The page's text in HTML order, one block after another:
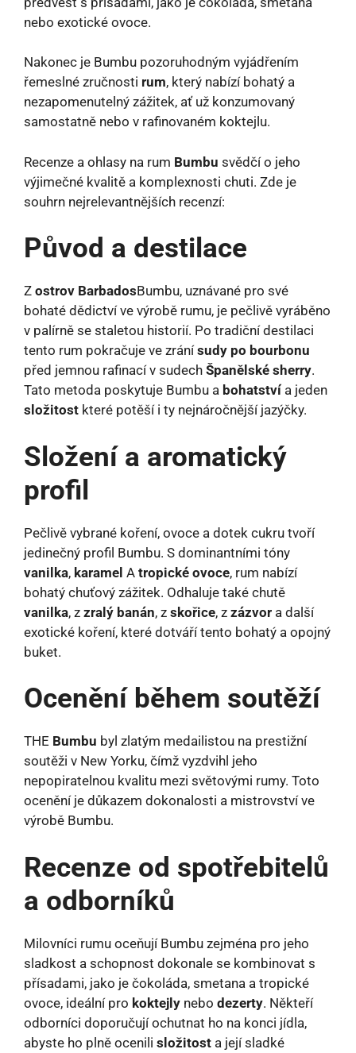
nebo exotické ovoce.
Nakonec je Bumbu pozoruhodným vyjádřením
řemeslné zručnosti rum, který nabízí bohatý a
nezapomenutelný zážitek, ať už konzumovaný
samostatně nebo v rafinovaném koktejlu.
Recenze a ohlasy na rum Bumbu svědčí o jeho
výjimečné kvalitě a komplexnosti chuti. Zde je
souhrn nejrelevantnějších recenzí:
Původ a destilace
Z ostrov BarbadosBumbu, uznávané pro své
bohaté dědictví ve výrobě rumu, je pečlivě vyráběno
v palírně se staletou historií. Po tradiční destilaci
tento rum pokračuje ve zránísudy po bourbonu
před jemnou rafinací v sudech Španělské sherry.
Tato metoda poskytuje Bumbu a bohatství a jeden
složitost které potěší i ty nejnáročnější jazýčky.
Složení a aromatický
profil
Pečlivě vybrané koření, ovoce a dotek cukru tvoří
jedinečný profil Bumbu. S dominantními tóny
vanilka, karamel A tropické ovoce, rum nabízí
bohatý chuťový zážitek. Odhaluje také chutě
vanilka, z zralý banán, z skořice, z zázvor a další
exotické koření, které dotváří tento bohatý a opojný
buket.
Ocenění během soutěží
THE Bumbu byl zlatým medailistou na prestižní
soutěži v New Yorku, čímž vyzdvihl jeho
nepopiratelnou kvalitu mezi světovými rumy. Toto
ocenění je důkazem dokonalosti a mistrovství ve
výrobě Bumbu.
Recenze od spotřebitelů
a odborníků
Milovníci rumu oceňují Bumbu zejména pro jeho
sladkost a schopnost dokonale se kombinovat s
přísadami, jako je čokoláda, smetana a tropické
ovoce, ideální pro koktejly nebo dezerty. Někteří
odborníci doporučují ochutnat ho na konci jídla,
abyste ho plně ocenili složitost a její sladké